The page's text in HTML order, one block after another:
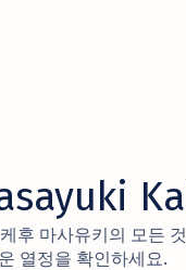
후 마사유키의 모든
열정을 확인하세요.